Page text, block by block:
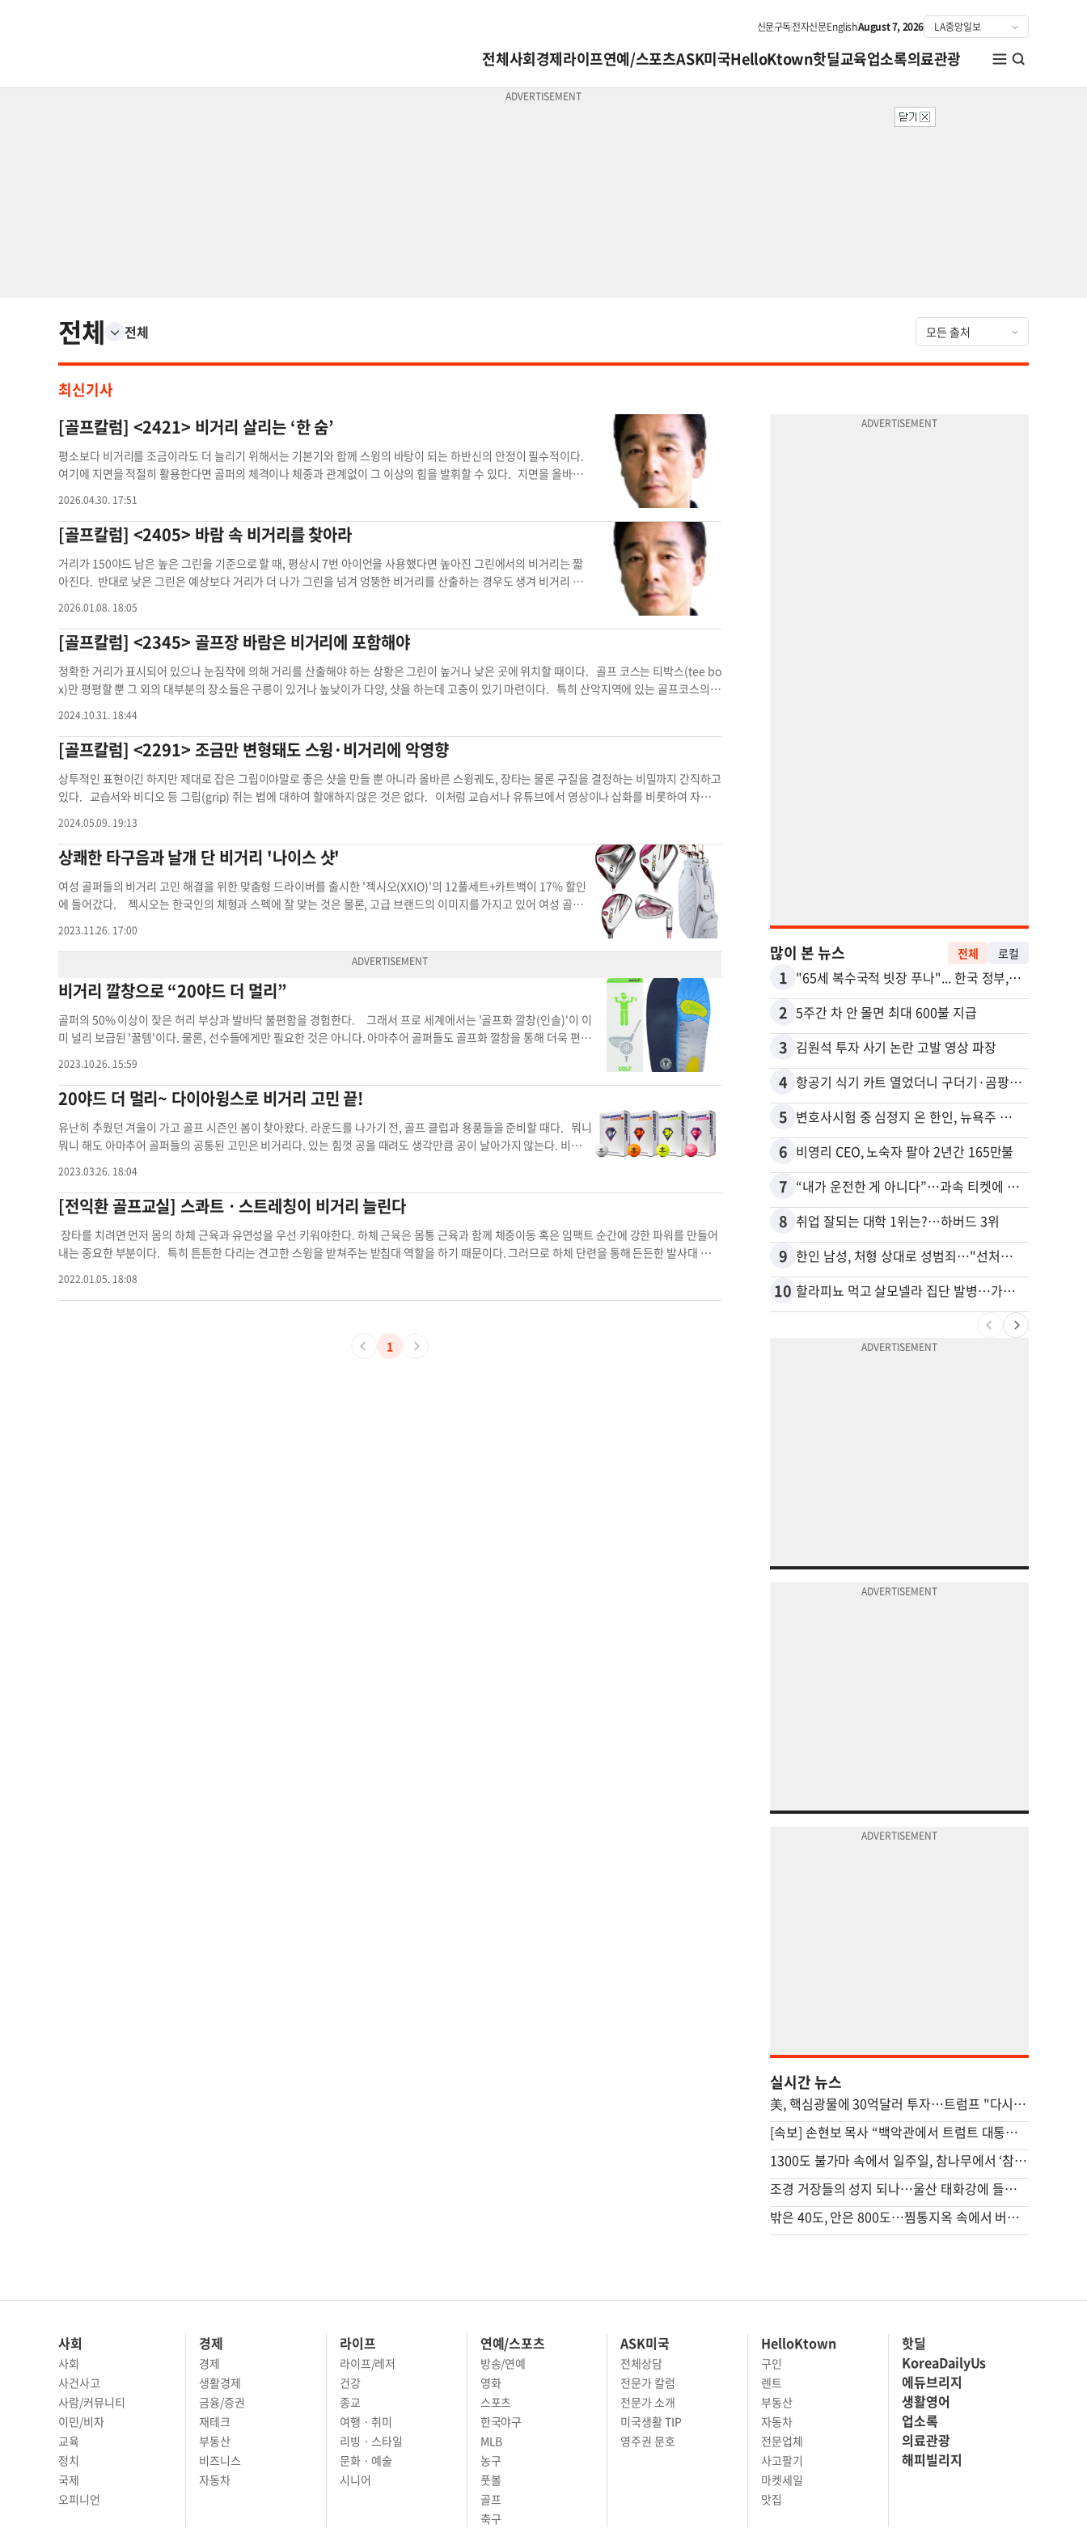
신문구독전자신문EnglishAugust 7, 2026
전체사회경제라이프연예/스포츠ASK미국HelloKtown핫딜교육업소록의료관광
전체 전체
최신기사
[골프칼럼] <2421> 비거리 살리는 ‘한 숨’
평소보다 비거리를 조금이라도 더 늘리기 위해서는 기본기와 함께 스윙의 바탕이 되는 하반신의 안정이 필수적이다.
여기에 지면을 적절히 활용한다면 골퍼의 체격이나 체중과 관계없이 그 이상의 힘을 발휘할 수 있다. 지면을 올바르
부터 힘을 얻어 임팩트 순간 강한 폭발력과 목표에 대한 정확도를 동시에 확보할 수 있다. 이를 달리 표현하면 ‘지면의
힘을 끌어올린다’는 가상의 파워라 할 수 있다. “자투리땅도 잘 쓰면 옥토가 된다”는 말은 스윙뿐 아니라 골프 코스 공
략에도 적용된다. 하체가 흔들리는 불안정한 상태에서는 충분한 파워를 만들 수 없으며, 호흡 조절 역시 중요한 요소
다. 사격이나 양궁, 야구 투수 역시 마지막 점검은 호흡으로 마무리한 뒤 목표를 향해 쏘거나 던진다. 골프에서도 호흡
조절은 매우 중요하지만, 이를 소홀히 여기는 경우가 많다. 특히 호흡 조절은 필자가 그동안 선수들을 지도하며 좋은
이때는 어깨가 들리고 몸이 다소 경직된다. 이어 들이마신 숨의 약 70%를 내쉰 뒤, 호흡을 멈춘 상태에서 스윙에 들어
간다. 숨을 내쉬면 온몸의 체중이 지면으로 내려가며 발바닥이 지면에 밀착되는 느낌이 든다. 이때가 스윙하기 가장
좋은 타이밍이다. 이는 곧 몸의 힘을 빼면서 지면을 최대한 활용하고, 볼에 체중을 실을 수 있는 효과적인 방법이다.
이 방법은 집중력이 흐트러지거나 거리감이 일정하지 않은 퍼트에도 효과가 있다. 분산된 마음을 바로잡는 데에도 도
움이 된다. 호흡 조절에 앞서 머리의 위치, 팔의 형태, 허리와 무릎이 목표를 기준으로 한쪽으로 기울지 않았는지 점검
때는 스탠스의 안정감을 찾기 위해 자신도 모르게 스탠스 폭이 넓어질 수 있다는 점도 유의해야 한다. 이상적인 스탠
스 폭은 자신의 가슴 폭이 양발 사이에 들어갈 정도이며, 이때 체중 이동이 원활해져 강력한 임팩트를 만들 수 있다.
호흡 조절과 스탠스 폭은 연습장이 아니더라도 장소와 시간에 관계없이 수시로 점검하고 연습할 수 있다. 이를 꾸준히
반복한다면 분명 좋은 결과로 이어질 것이다. ▶www.ThePar.com에서 본 칼럼과 동영상, 박윤숙 골프 클럽도 함께
할 수 있습니다. 박윤숙 / Stanton University 학장골프칼럼 비거리 호흡 조절 체중 배분 이때 체중
2026.04.30. 17:51
[골프칼럼] <2405> 바람 속 비거리를 찾아라
거리가 150야드 남은 높은 그린을 기준으로 할 때, 평상시 7번 아이언을 사용했다면 높아진 그린에서의 비거리는 짧
아진다. 반대로 낮은 그린은 예상보다 거리가 더 나가 그린을 넘겨 엉뚱한 비거리를 산출하는 경우도 생겨 비거리 산
은 곳에 있을 때다. 골프 코스는 티박스만 평평할 뿐 그 외의 장소들은 대부분 구릉이 있거나 높낮이가 다양해 샷을 하
는데 고충이 있기 마련이다. 특히 산악지역을 깎아 만들어 놓은 골프코스의 대부분은 볼을 올려치거나 내려쳐야 하는
등의 어려움이 따른다. 다른 스포츠와 달리 골프는 매 홀 바람과 지형지물, 그리고 잔디 상태 등에 따른 응용능력을 동
원해 홀을 공략해야 한다. 예를 들면 페어웨이에서 그린을 볼 때 (깃발)이 반밖에 보이지 않거나 지대가 너무 높아 핀
은 안보이고 어림잡아 샷을 해야 하는 경우도 있다. 이와는 반대로 그린이 낮은 곳에 있어 그린의 구석구석이 내려다보
그리며 목적지에 떨어진다는 것은 삼척동자도 아는 사실이다. 문제는 지형에 따라 어떤 공략법을 택할 것인가가 관건
이 된다. 즉 볼을 치는 위치로부터 그린이 높거나 낮은지, 바람의 영향은 없는지, 그리고 핀(깃발)의 위치도 파악해야
한다. 특히 높낮이가 심한 그린의 대부분은 바람 골이 생겨나 앞바람과 뒷바람, 그리고 좌우에서의 바람 영향도 받아
거리 산출과 샷의 목표 설정에 어려움이 많다. 그린이 높아지면 대다수 골퍼는 헤드업(head up)이나 온몸에 힘이
들어간 상태로 샷을 하거나 높게 치려는 마음이 생겨나 샷을 망치게 된다. 반대로 낮은 그린에서는 소위 샷을 달래 치
전적으로 믿지 말아야 한다. 상당히 높은 오르막 그린이 7번 아이언의 거리라면 때로는 5번 아이언이나 페어웨이우드
를 사용해야 할 때도 있다. 상황에 따라 클럽 선택에 만전을 기해야 한다. 내리막 그린은 1.5배를 가감한 중간 그립이
적합하며 특히 앞바람이나 뒷바람의 상태를 확인하는 절차를 잊어서는 안 된다. 즉 바람 상태에 따라 클럽 선택이 달라
진다는 뜻으로 바람 속의 비거리를 찾아야 한다. ▶www.ThePar.com에서 본 칼럼과 동영상, 박윤숙 골프 클럽도
함께할 수 있습니다. 박윤숙 / Stanton University 학장골프칼럼 비거리 비거리 산출 오르막 그린 내리막 그린
2026.01.08. 18:05
[골프칼럼] <2345> 골프장 바람은 비거리에 포함해야
정확한 거리가 표시되어 있으나 눈짐작에 의해 거리를 산출해야 하는 상황은 그린이 높거나 낮은 곳에 위치할 때이다. 골프 코스는 티박스(tee bo
x)만 평평할 뿐 그 외의 대부분의 장소들은 구릉이 있거나 높낮이가 다양, 샷을 하는데 고충이 있기 마련이다. 특히 산악지역에 있는 골프코스의
잔디 상태를 고려, 응용력을 동원해 홀을 공략해야 한다. 예를 들면 페어웨이에서 그린을 볼 때 깃발이 반밖에 보이지 않거나 지대가 너무 높아 핀
은 안보이고 어림잡아 샷을 해야 하는 경우도 있다. 이와는 반대로 그린이 낮은 곳에 위치해 그린의 구석구석이 내려다보여 오히려 심리적 부담과
함께 샷을 해야 하는 상황도 있어 클럽 선택이 적절해야 샷을 성공시킬 수 있다. 볼을 정확하게만 치면 클럽 로프트에 의해 포물선을 그리며 목적
지에 떨어진다는 것은 삼척동자도 아는 사실이다. 문제는 지형에 대해 어떤 공략법을 택할 것인가가 관건으로, 볼 치는 위치로부터 목적지가 높거
나 낮아 바람의 영향이 있는지 혹은 핀의 위치 등이다. 거리가 150야드가 남은 그린을 기준, 평상시 7번 아이언을 사용했다면 높아진 그린에서의
따른다. 또한 높낮이가 심한 그린의 대부분은 바람 골이 생겨나 앞바람이나 뒷 바람, 그리고 좌우에서까지 바람의 영향을 받아 거리산출과 샷의 목
표설정에 혼란을 거듭한다. 그린이 높아지면 대다수 골퍼들은 헤드업(head up)이나 온몸에 힘이 들어간 상태로 샷을 하거나 높게 치려는 마음이
생겨나 샷을 망치고 만다. 반대로 낮은 그린에서는 소위 샷을 달래 치는 이른바 컨트롤스윙으로 일관, 십중팔구 거리가 짧아 트러블샷이 되고 마는
경우가 대부분이다. 따라서 이 같은 그린을 공략하거나 거리산출은 골프코스의 거리표시는 참고만 할 뿐 전적으로 믿지 말아야 한다. 심지어는 1
50야드 오르막 그린이 7번 아이언 거리라면 6번이나 혹은 5번 아이언 이상의 체공거리(carry distance)가 될 때도 있다. 이러한 상황이라면 당
연히 5번 아이언을 선택, 그립을 중간 정도로 내려 잡고, 평상시와 같이 풀 스윙(full swing)해야 한다. 현 위치보다 낮은 내리막 그린은 1.5배를
가감한 9번 아이언의 중간 그립이 적합하며 앞 뒷 바람의 상태를 확인하는 절차를 잊지 말아야 한다. 즉 바람 상태에 따라 클럽선택을 다르게 해야
한다는 뜻이다. ▶ThePar.com에서 본 칼럼과 동영상, 박윤숙과 동아리 골프도 함께할 수 있습니다. 박윤숙 / Stanton University 학장골프칼
2024.10.31. 18:44
[골프칼럼] <2291> 조금만 변형돼도 스윙·비거리에 악영향
상투적인 표현이긴 하지만 제대로 잡은 그립이야말로 좋은 샷을 만들 뿐 아니라 올바른 스윙궤도, 장타는 물론 구질을 결정하는 비밀까지 간직하고
있다. 교습서와 비디오 등 그립(grip) 쥐는 법에 대하여 할애하지 않은 것은 없다. 이처럼 교습서나 유튜브에서 영상이나 삽화를 비롯하여 자세한
없지만이것으로 하여금 나쁜 악습이 몸에 배어 시간이 흐를수록 교정이 어려워진다. 그립은 잠자리 침대와 같아 조금만 변형돼도 어색하고 불편
한 것은 물론 스윙이 바뀜에 따라 비거리가 현저히 줄어드는 원인을 제공하기도 한다. 스윙이 사람마다 다른 이유는 체질이나 체형의 문제도 있지
만 이보다는 개인마다 그립 쥐는 방법에 차이가 있어 스윙이 다르게 보이는 것이다. 골퍼들을 유심히 살펴보면 별별 이상한 형태의 그립도 수없이
많아 이들 모두가 그립의 희생자라는 것을 알 수 있다. 왼손을 편 상태에서 약지와 새끼손가락이 접히는 부위에 약간의 굳은살과 세 손가락의 뿌
리, 즉 중지와 약지, 그리고 새끼손가락 뿌리 부위에 가벼운 굳은살이 생겼다면 올바른 그립으로 볼 수 있으며 이외의 굳은살들은 모두가 잘못된 그
립이라 볼 수 있다. 이 굳은살 역시 어느 정도의 시간이 지나면 없어지는 것이 자연현상임에도 지속적으로굳은살이 박여 있다면 일단 자신의 그립
이 잘못되었음을 의심해 볼 필요가 있다. 이것은 곧 그립을 쥐는 힘이나 형태, 백스윙과 탑 스윙에 문제가 있음을 알려주는 경고이므로 전문가와
상당하여 그립을 쥐는 힘과 방법에 대하여 올바른 지식으로 임해야 한다. 골프스윙은 시작부터 끝까지 그립으로 만들어진다. 그립이 잘못되면 스
윙궤도는 물론 비거리와 방향에 막대한 지장을 초래한다. 장타와 단타도 역시 그립에서 만들어진다는 것을 감안하면 어설픈 그립에서 빠르게 벗어
나야 일취월장의 골프를 즐길 수 있을 것이다. 따라서 그립은 왼손의 검지(index finger) 마디부터 시작하여 장지, 약지, 새끼손가락과 백팜(bac
k palm), 즉 손날의 두툼한 턱에 걸리도록 잡아야 한다. 이와 함께 장지, 약지, 새끼손가락을 중심으로 그립을 쥐지만 그 힘, 즉 그립의 악력(grip
pressure)이 강하거나 약하지도 않은 아기 손을 이끌어줄 때의 힘이면 최상의 그립으로 볼 수 있다. 그리고 오른손과 함께 그립을 쥔 후 클럽헤드
무게를 오른손으로 느끼기보다는 왼손에 의해 무게를 감지하고 클럽헤드를 치켜들었을 때 묵직한 느낌과 그 무게를 스윙에 이용해야 장타와 정확
성이 생겨난다. 특히 왼손의 엄지는 그립을 누르거나 조이는 것이 아니라 살며시 그립에 붙였다는 느낌이면 충분하고, 그립을 쥐었을 때 왼손 엄지
는 그립의 중앙보다는 약간 오른쪽으로 틀어주며 잡아야 완성된 왼손 그립이다. 이후 오른손바닥, 즉 엄지의 뿌리부위의 근육(관절)이 왼손의 엄
지를 살포시 누르며 양손의 그립을 완성해야 올바른 스윙궤도가 만들어져 좋은 샷을 기대할 수 있다. ▶ThePar.com에서 본 칼럼과 동영상, 박윤
숙과 동아리 골프도 함께할 수 있습니다. 박윤숙 / Stanton University 학장골프칼럼 비거리 악영향 스윙궤도 장타 형태 백스윙 새끼손가락 뿌리
2024.05.09. 19:13
상쾌한 타구음과 날개 단 비거리 '나이스 샷'
여성 골퍼들의 비거리 고민 해결을 위한 맞춤형 드라이버를 출시한 '젝시오(XXIO)'의 12풀세트+카트백이 17% 할인
에 들어갔다. 젝시오는 한국인의 체형과 스펙에 잘 맞는 것은 물론, 고급 브랜드의 이미지를 가지고 있어 여성 골프
을 탑재해 편안한 스윙으로 최대 비거리를 실현했다. 액티브윙 시스템은 스윙 중 헤드 흔들림을 일으키는 원심력과 그
반대 방향으로 발생하는 공력을 컨트롤해 임팩트의 편차를 개선시킨다. 또 리바운드 프레임으로 고반발 SUPER-TIX
고하게 결합하여 임팩트 순간에 튕겨나가는 페이스면을 지지하고, 컵페이스 주변에 얇은 소프트 존을 배치해 임팩트
로 인해 페이스면이 휘어질 때 바디에서도 한 번 더 반발력을 증폭시켜 반발 성능을 극대화하였다. 마지막으로, 헤드
아래쪽에 위치한 티타늄 구조를 통해 가성을 높이고 빠른 스피드로 인한 에너지를 모아 임팩트 순간에 골프공에 힘을
전달한다. 이처럼 젝시오만의 레이디스 전용 설계를 적용, 비거리의 날개를 달았기 때문에 여성 골퍼들은 보다 쉽고
편하게 골프를 즐길 수 있다. 고급스러운 보르도 컬러에 심플하고 깔끔한 디자인으로 퍼포먼스와 트렌디함도 동시에
챙겼다. 해당 제품은 중앙일보에서 운영하는 온라인 쇼핑몰 '핫딜'에서 홀리데일세일을 맞이하여 500달러 내린 24
99.99달러에 무료배송에 구매 가능하다. ▶문의:(213)368-2611 ▶상품 살펴보기: hotdeal.koreadaily.com핫
2023.11.26. 17:00
비거리 깔창으로 “20야드 더 멀리”
골퍼의 50% 이상이 잦은 허리 부상과 발바닥 불편함을 경험한다. 그래서 프로 세계에서는 '골프화 깔창(인솔)'이 이
미 널리 보급된 '꿀템'이다. 물론, 선수들에게만 필요한 것은 아니다. 아마추어 골퍼들도 골프화 깔창을 통해 더욱 편안
피로, 발목 부상, 허리 부상을 예방해 줄 뿐만 아니라 비거리를 늘리는 데까지 도움을 준다. 운동 시 쏠림 현상(스웨이)
을 개선해 주는 특허받은 좌/우측 바깥면 경사각의 인체공학적 설계로 힘 있게 발을 지지하고 운동 효과를 상승시켜준
다. 이를 통해 스윙 시 발이 바깥쪽으로 밀리거나 벌어지는 것을 방지하고, 무게 중심의 이동을 한결 부드럽게 하며, 하
체의 잘못된 스윙 자세를 바로잡아주는 효과가 있다. 또한 아치 서포트가 견고하게 받쳐주고 체중을 분산시켜 라운딩
후 발 피로도도 확실히 덜하다. 비발인솔 제품은 특허받은 경사각 설계, 사출물의 우수한 유연성 및 탄성, 이경도의
~250mm), L(255~265mm), XL(270~280mm)로 준비돼 있다. 기존 깔창을 제거한 후 깔창 뒷면 가이드라인을 따
라 착용하면 된다. 골프화 뿐만 아니라 대부분의 신발에 착용이 가능하다. 흔들림 없는 스윙과 안전한 라운딩을 도와
주는 비발인솔 비거리 골프화는 '핫딜'에서 33% 할인가인 32달러에 무료배송으로 만나볼 수 있다. ▶문의:(213)3
68-2611 ▶상품 살펴보기:hotdeal.koreadaily.com핫딜 비거리 깔창 비거리 깔창
2023.10.26. 15:59
20야드 더 멀리~ 다이아윙스로 비거리 고민 끝!
유난히 추웠던 겨울이 가고 골프 시즌인 봄이 찾아왔다. 라운드를 나가기 전, 골프 클럽과 용품들을 준비할 때다. 뭐니
뭐니 해도 아마추어 골퍼들의 공통된 고민은 비거리다. 있는 힘껏 공을 때려도 생각만큼 공이 날아가지 않는다. 비거리
거리가 고민이라면 비싼 골프채를 바꾸기 전에 골프공부터 바꿔보자. 실제로 골프공은 골퍼와 18홀을 함께하는 유일
한 '동지'일 뿐만 아니라 비거리를 증가시키기 위한 필수품으로 각광받고 있다. '다이아윙스'는 한국에서 '비거리 골
프공'으로 이미 입소문이 난 제품이다. 비거리 골프공 선호도에서 1위를 차지했으며, 작년에는 한국뿐 아니라 미국 아
마존 신제품 비거리 부문에서 20주 연속 1위를 기록하며 한국을 넘어 미국 시장에서도 통하는 저력을 보여줬다. 다
이아윙스는 또한 유명 골프 미디어 잡지인 'Golfwrx'와 영국 골프 잡지인 'golfmonthly' 등에도 소개되며 유명세를
과 인지도는 이미 한국에서 증명이 되었고 어떻게 하면 보수적인 미국 주류시장에 성공적으로 진입할 수 있을까를 고
민했다. 하여 제품 패키지에서부터 홍보 전략, 기획과 마케팅을 모두 미국 현지에 맞춰 다시 설정한 전략이 잘 맞아떨
에 있다. 다른 골프공보다 스핀량이 적게 걸리기 때문에 거리가 멀리 나가는 것이다. 그만큼 스윙 스피드가 나지 않는
골퍼들에게 특화된 볼이다. 윤 대표는 "그래서 호불호가 갈리는 것도 사실이다. 스핀량이 적기 때문에 상급자나 스윙
2023.03.26. 18:04
[전익환 골프교실] 스콰트ㆍ스트레칭이 비거리 늘린다
장타를 치려면 먼저 몸의 하체 근육과 유연성을 우선 키워야한다. 하체 근육은 몸통 근육과 함께 체중이동 혹은 임팩트 순간에 강한 파워를 만들어
내는 중요한 부분이다. 특히 튼튼한 다리는 견고한 스윙을 받쳐주는 받침대 역할을 하기 때문이다. 그러므로 하체 단련을 통해 든든한 발사대 역할
는 훈련을 게을리하지않는 것으로 널리 잘 알려져 있을 정도다. 특히 '스콰트 (squat)'라는 자세는 양쪽 무릎을 어깨 넓이만큼 벌린 다음 양다리를
거의 수직으로 앉고 이때 상체는 곱게 피고 45도 정도 앞으로 기울기를 유지해주는 자세이다. 스콰트가 근육발달에 좋은 이유는 온몸을 자극해
에 한몫을 톡톡히 한다. 다음은 유연성이다. 장타의 제 1 핵심으로 완만한 스윙을 유지하게끔 만들어준다. 주말골퍼들이 거리를 쉽게 늘리지 못
하는 가장 큰 이유이기도하다. 굳은 몸으로 원하는 스윙을 만들 수 없다. 완벽하지 못한 스윙에서 장타가 나올 리는 더욱 만무하다. 유연성이 좋아
2022.01.05. 18:08
1
많이 본 뉴스 전체 로컬
1 "65세 복수국적 빗장 푸나"... 한국 정부, 연령 완화 전면 추진
2 5주간 차 안 몰면 최대 600불 지급
3 김원석 투자 사기 논란 고발 영상 파장
4 항공기 식기 카트 열었더니 구더기·곰팡이…LAX 기내식 업체 논란
5 변호사시험 중 심정지 온 한인, 뉴욕주 제소
6 비영리 CEO, 노숙자 팔아 2년간 165만불
7 “내가 운전한 게 아니다”…과속 티켓에 오토파일럿 탓한 운전자
8 취업 잘되는 대학 1위는?…하버드 3위
9 한인 남성, 처형 상대로 성범죄…"선처해줬더니 배신자 취급"
10 할라피뇨 먹고 살모넬라 집단 발병…가주 등 27개 주 확산
실시간 뉴스
美, 핵심광물에 30억달러 투자…트럼프 "다시는 中 의존 않도록"
[속보] 손현보 목사 “백악관에서 트럼트 대통령 접견”
1300도 불가마 속에서 일주일, 참나무에서 ‘참숯’으로[스튜디오486]
조경 거장들의 성지 되나…울산 태화강에 들어서는 역대급 신작
밖은 40도, 안은 800도…찜통지옥 속에서 버티는 사람들
사회
사회
사건사고
사람/커뮤니티
이민/비자
교육
정치
국제
오피니언
경제
경제
생활경제
금융/증권
재테크
부동산
비즈니스
자동차
라이프
라이프/레저
건강
종교
여행 · 취미
리빙 · 스타일
문화 · 예술
시니어
연예/스포츠
방송/연예
영화
스포츠
한국야구
MLB
농구
풋볼
골프
축구
ASK미국
전체상담
전문가 칼럼
전문가 소개
미국생활 TIP
영주권 문호
HelloKtown
구인
렌트
부동산
자동차
전문업체
사고팔기
마켓세일
맛집
핫딜
KoreaDailyUs
에듀브리지
생활영어
업소록
의료관광
해피빌리지